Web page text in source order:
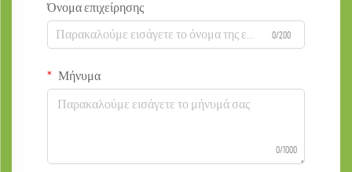
Όνομα επιχείρησης
0/200
Μήνυμα
0/1000